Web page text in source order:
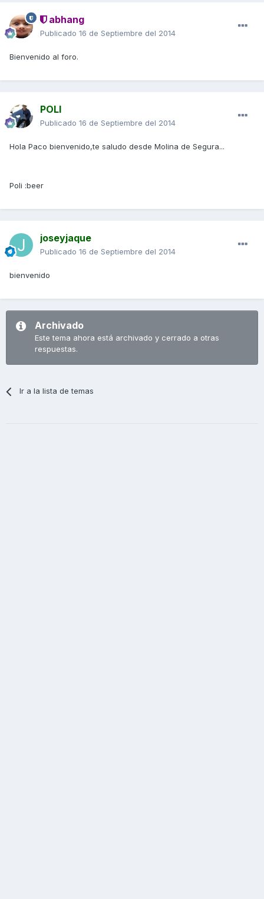
abhang
Publicado 16 de Septiembre del 2014
Bienvenido al foro.
POLI
Publicado 16 de Septiembre del 2014
Hola Paco bienvenido,te saludo desde Molina de Segura...
Poli :beer
joseyjaque
Publicado 16 de Septiembre del 2014
bienvenido
Archivado
Este tema ahora está archivado y cerrado a otras
respuestas.
Ir a la lista de temas